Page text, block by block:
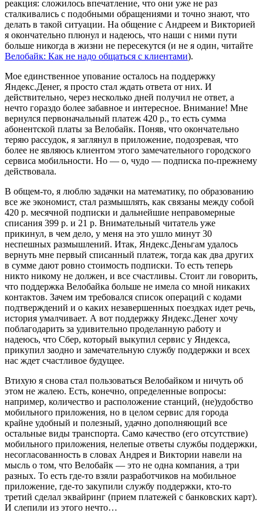
реакция: сложилось впечатление, что они уже не раз
сталкивались с подобными обращениями и точно знают, что
делать в такой ситуации. На общение с Андреем и Викторией
я окончательно плюнул и надеюсь, что наши с ними пути
больше никогда в жизни не пересекутся (и не я один, читайте
Велобайк: Как не надо общаться с клиентами).
Мое единственное упование осталось на поддержку
Яндекс.Денег, я просто стал ждать ответа от них. И
действительно, через несколько дней получил не ответ, а
нечто гораздо более забавное и интересное. Внимание! Мне
вернулся первоначальный платеж 420 р., то есть сумма
абонентской платы за Велобайк. Поняв, что окончательно
теряю рассудок, я заглянул в приложение, подозревая, что
более не являюсь клиентом этого замечательного городского
сервиса мобильности. Но — о, чудо — подписка по-прежнему
действовала.
В общем-то, я люблю задачки на математику, по образованию
все же экономист, стал размышлять, как связаны между собой
420 р. месячной подписки и дальнейшие неправомерные
списания 399 р. и 21 р. Внимательный читатель уже
прикинул, в чем дело, у меня на это ушло минут 30
неспешных размышлений. Итак, Яндекс.Деньгам удалось
вернуть мне первый списанный платеж, тогда как два других
в сумме дают ровно стоимость подписки. То есть теперь
никто никому не должен, и все счастливы. Стоит ли говорить,
что поддержка Велобайка больше не имела со мной никаких
контактов. Зачем им требовался список операций с кодами
подтверждений и о каких незавершенных поездках идет речь,
история умалчивает. А вот поддержку Яндекс.Денег хочу
поблагодарить за удивительно проделанную работу и
надеюсь, что Сбер, который выкупил сервис у Яндекса,
прикупил заодно и замечательную службу поддержки и всех
нас ждет счастливое будущее.
Втихую я снова стал пользоваться Велобайком и ничуть об
этом не жалею. Есть, конечно, определенные вопросы:
например, количество и расположение станций, (не)удобство
мобильного приложения, но в целом сервис для города
крайне удобный и полезный, удачно дополняющий все
остальные виды транспорта. Само качество (его отсутствие)
мобильного приложения, нелепые ответы службы поддержки,
несогласованность в словах Андрея и Виктории навели на
мысль о том, что Велобайк — это не одна компания, а три
разных. То есть где-то взяли разработчиков на мобильное
приложение, где-то закупили службу поддержки, кто-то
третий сделал эквайринг (прием платежей с банковских карт).
И слепили из этого нечто…